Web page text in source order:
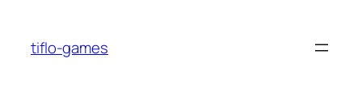
содержимому
tiflo-games